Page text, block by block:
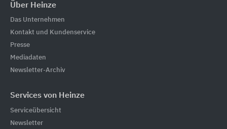
Über Heinze
Das Unternehmen
Kontakt und Kundenservice
Presse
Mediadaten
Newsletter-Archiv
Services von Heinze
Serviceübersicht
Newsletter